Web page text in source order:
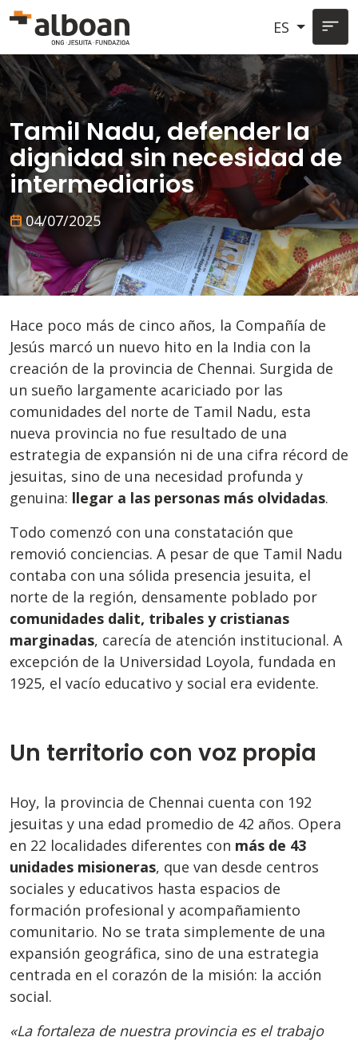
Pasar al contenido principal
ES
Tamil Nadu, defender la
dignidad sin necesidad de
intermediarios
04/07/2025
Hace poco más de cinco años, la Compañía de
Jesús marcó un nuevo hito en la India con la
creación de la provincia de Chennai. Surgida de
un sueño largamente acariciado por las
comunidades del norte de Tamil Nadu, esta
nueva provincia no fue resultado de una
estrategia de expansión ni de una cifra récord de
jesuitas, sino de una necesidad profunda y
genuina: llegar a las personas más olvidadas.
Todo comenzó con una constatación que
removió conciencias. A pesar de que Tamil Nadu
contaba con una sólida presencia jesuita, el
norte de la región, densamente poblado por
comunidades dalit, tribales y cristianas
marginadas, carecía de atención institucional. A
excepción de la Universidad Loyola, fundada en
1925, el vacío educativo y social era evidente.
Un territorio con voz propia
Hoy, la provincia de Chennai cuenta con 192
jesuitas y una edad promedio de 42 años. Opera
en 22 localidades diferentes con más de 43
unidades misioneras, que van desde centros
sociales y educativos hasta espacios de
formación profesional y acompañamiento
comunitario. No se trata simplemente de una
expansión geográfica, sino de una estrategia
centrada en el corazón de la misión: la acción
social.
«La fortaleza de nuestra provincia es el trabajo